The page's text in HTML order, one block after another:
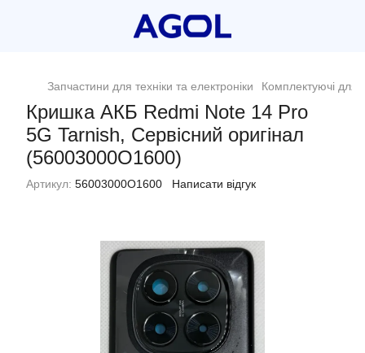
Запчастини для техніки та електроніки Комплектуючі для
Кришка АКБ Redmi Note 14 Pro
5G Tarnish, Сервісний оригінал
(56003000O1600)
Артикул: 56003000O1600 Написати відгук